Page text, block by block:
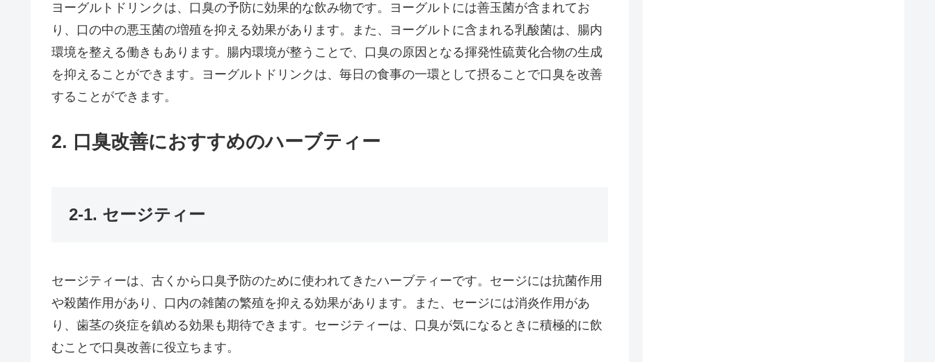
ヨーグルトドリンクは、口臭の予防に効果的な飲み物です。ヨーグルトには善玉菌が含まれてお
り、口の中の悪玉菌の増殖を抑える効果があります。また、ヨーグルトに含まれる乳酸菌は、腸内
環境を整える働きもあります。腸内環境が整うことで、口臭の原因となる揮発性硫黄化合物の生成
を抑えることができます。ヨーグルトドリンクは、毎日の食事の一環として摂ることで口臭を改善
することができます。
2. 口臭改善におすすめのハーブティー
2-1. セージティー
セージティーは、古くから口臭予防のために使われてきたハーブティーです。セージには抗菌作用
や殺菌作用があり、口内の雑菌の繁殖を抑える効果があります。また、セージには消炎作用があ
り、歯茎の炎症を鎮める効果も期待できます。セージティーは、口臭が気になるときに積極的に飲
むことで口臭改善に役立ちます。